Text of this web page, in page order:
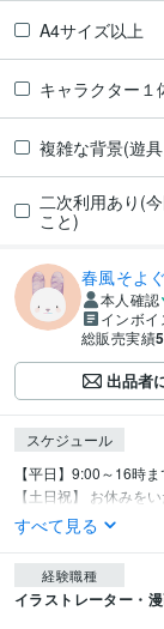
A4サイズ以上
キャラクター１
複雑な背景(遊
二次利用あり(
こと)
春風そよ
本人確認
インボ
総販売実績
出品者
スケジュール
【平日】9:00～16時
【土日祝】 お休みを
すべて見る
経験職種
イラストレーター・